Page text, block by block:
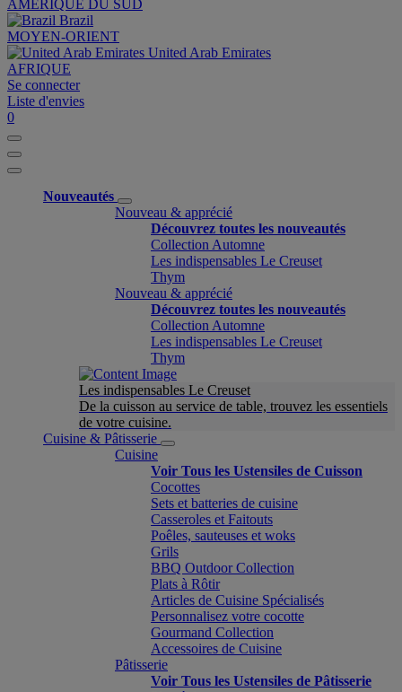
AMÉRIQUE DU SUD
Brazil
MOYEN-ORIENT
United Arab Emirates
AFRIQUE
Se connecter
Liste d'envies
0
Nouveautés
Nouveau & apprécié
Découvrez toutes les nouveautés
Collection Automne
Les indispensables Le Creuset
Thym
Nouveau & apprécié
Découvrez toutes les nouveautés
Collection Automne
Les indispensables Le Creuset
Thym
Les indispensables Le Creuset
De la cuisson au service de table, trouvez les essentiels
de votre cuisine.
Cuisine & Pâtisserie
Cuisine
Voir Tous les Ustensiles de Cuisson
Cocottes
Sets et batteries de cuisine
Casseroles et Faitouts
Poêles, sauteuses et woks
Grils
BBQ Outdoor Collection
Plats à Rôtir
Articles de Cuisine Spécialisés
Personnalisez votre cocotte
Gourmand Collection
Accessoires de Cuisine
Pâtisserie
Voir Tous les Ustensiles de Pâtisserie